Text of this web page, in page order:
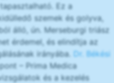
Ez a
szemek és golyva,
álló, ún. Merseburgi triász
érdemel, és elindítja az
irányába. Dr. Békési
– Prima Medica
és a kezelés